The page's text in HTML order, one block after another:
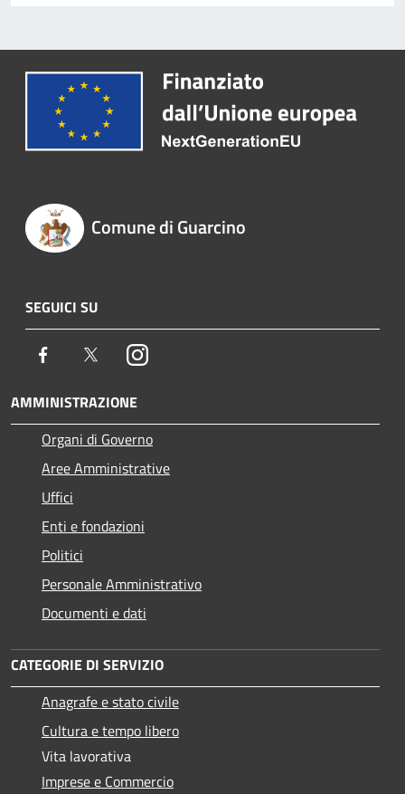
Comune di Guarcino
SEGUICI SU
Facebook TwitterInstagram
AMMINISTRAZIONE
Organi di Governo
Aree Amministrative
Uffici
Enti e fondazioni
Politici
Personale Amministrativo
Documenti e dati
CATEGORIE DI SERVIZIO
Anagrafe e stato civile
Cultura e tempo libero
Vita lavorativa
Imprese e Commercio